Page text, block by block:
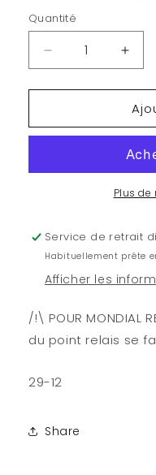
Quantité
Quantité
Réduire
la
quantité
Citadel
:
(18
ml)
la
de
:
(18
ml)
Plus
Service de retrait
Habituellement prête
Afficher les
/!\ POUR MONDIAL
du point relais se
29-12
Share